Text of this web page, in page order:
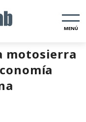
MENÚ
motosierra